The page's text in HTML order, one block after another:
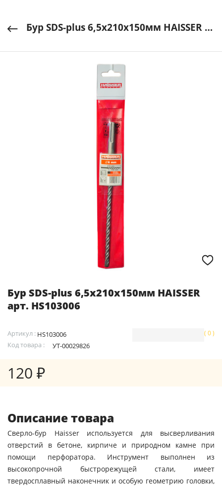
Бур SDS-plus 6,5х210х150мм HAISSER арт. HS103006
Бур SDS-plus 6,5х210х150мм HAISSER
арт. HS103006
Артикул : HS103006
Код товара :
УТ-00029826
( 0 )
120 ₽
Описание товара
Сверло-бур Haisser используется для высверливания
отверстий в бетоне, кирпиче и природном камне при
помощи перфоратора. Инструмент выполнен из
высокопрочной быстрорежущей стали, имеет
твердосплавный наконечник и особую геометрию головки,